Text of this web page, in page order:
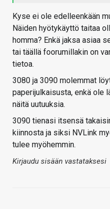
Kyse ei ole edelleenkään
Näiden hyötykäyttö taitaa
homma? Enkä jaksa asiaa
tai täällä foorumillakin on
tietoa.
3080 ja 3090 molemmat
paperijulkaisusta, enkä ole
näitä uutuuksia.
3090 tienasi itsensä
kiinnosta ja siksi NVLink
tulee myöhemmin.
Kirjaudu sisään vastataksesi